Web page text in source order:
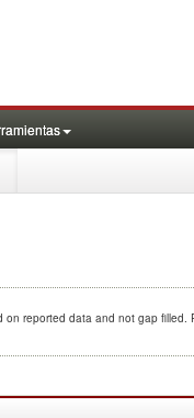
reported data and not gap filled.